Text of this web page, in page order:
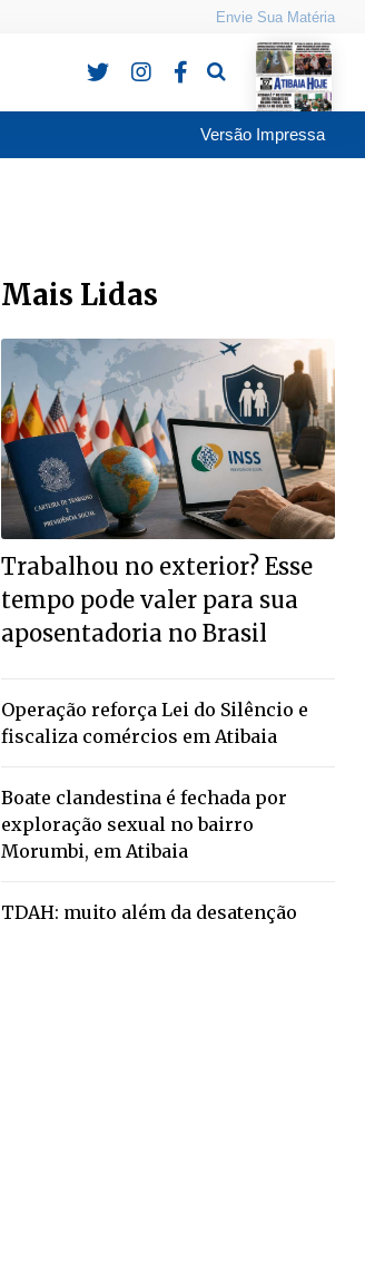
Envie Sua Matéria
Pesquisa
Versão Impressa
Mais Lidas
Trabalhou no exterior? Esse
tempo pode valer para sua
aposentadoria no Brasil
Operação reforça Lei do Silêncio e
fiscaliza comércios em Atibaia
Boate clandestina é fechada por
exploração sexual no bairro
Morumbi, em Atibaia
TDAH: muito além da desatenção